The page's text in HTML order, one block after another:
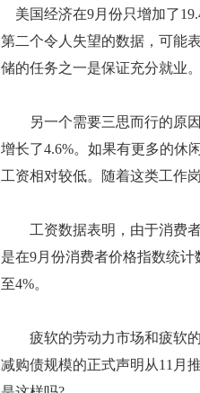
美国经济在9月份只增加了
第二个令人失望的数据，可能
储的任务之一是保证充分就业。
另一个需要三思而行的原因
增长了4.6%。如果有更多的休
工资相对较低。随着这类工作
工资数据表明，由于消费者
是在9月份消费者价格指数统
至4%。
疲软的劳动力市场和疲软的
减购债规模的正式声明从11月